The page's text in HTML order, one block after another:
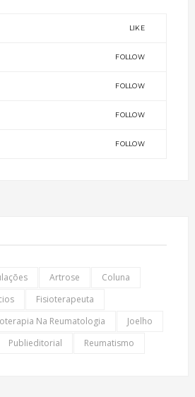
LIKE
FOLLOW
FOLLOW
FOLLOW
FOLLOW
Artrose
Coluna
Fisioterapeuta
Na Reumatologia
Joelho
Publieditorial Reumatismo